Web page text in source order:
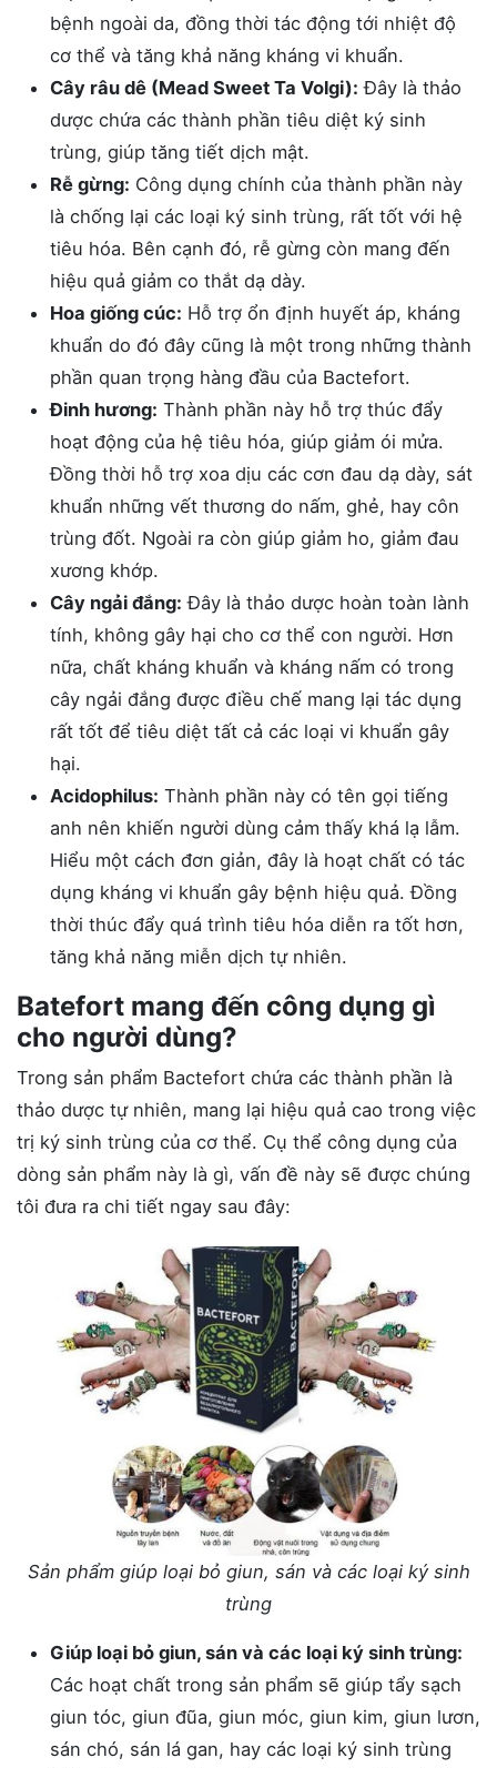
bệnh ngoài da, đồng thời tác động tới nhiệt độ
cơ thể và tăng khả năng kháng vi khuẩn.
Cây râu dê (Mead Sweet Ta Volgi): Đây là thảo
dược chứa các thành phần tiêu diệt ký sinh
trùng, giúp tăng tiết dịch mật.
Rễ gừng: Công dụng chính của thành phần này
là chống lại các loại ký sinh trùng, rất tốt với hệ
tiêu hóa. Bên cạnh đó, rễ gừng còn mang đến
hiệu quả giảm co thắt dạ dày.
Hoa giống cúc: Hỗ trợ ổn định huyết áp, kháng
khuẩn do đó đây cũng là một trong những thành
phần quan trọng hàng đầu của Bactefort.
Đinh hương: Thành phần này hỗ trợ thúc đẩy
hoạt động của hệ tiêu hóa, giúp giảm ói mửa.
Đồng thời hỗ trợ xoa dịu các cơn đau dạ dày, sát
khuẩn những vết thương do nấm, ghẻ, hay côn
trùng đốt. Ngoài ra còn giúp giảm ho, giảm đau
xương khớp.
Cây ngải đắng: Đây là thảo dược hoàn toàn lành
tính, không gây hại cho cơ thể con người. Hơn
nữa, chất kháng khuẩn và kháng nấm có trong
cây ngải đắng được điều chế mang lại tác dụng
rất tốt để tiêu diệt tất cả các loại vi khuẩn gây
hại.
Acidophilus: Thành phần này có tên gọi tiếng
anh nên khiến người dùng cảm thấy khá lạ lẫm.
Hiểu một cách đơn giản, đây là hoạt chất có tác
dụng kháng vi khuẩn gây bệnh hiệu quả. Đồng
thời thúc đẩy quá trình tiêu hóa diễn ra tốt hơn,
tăng khả năng miễn dịch tự nhiên.
Batefort mang đến công dụng gì
cho người dùng?
Trong sản phẩm Bactefort chứa các thành phần là
thảo dược tự nhiên, mang lại hiệu quả cao trong việc
trị ký sinh trùng của cơ thể. Cụ thể công dụng của
dòng sản phẩm này là gì, vấn đề này sẽ được chúng
tôi đưa ra chi tiết ngay sau đây:
Sản phẩm giúp loại bỏ giun, sán và các loại ký sinh
trùng
Giúp loại bỏ giun, sán và các loại ký sinh trùng:
Các hoạt chất trong sản phẩm sẽ giúp tẩy sạch
giun tóc, giun đũa, giun móc, giun kim, giun lươn,
sán chó, sán lá gan, hay các loại ký sinh trùng